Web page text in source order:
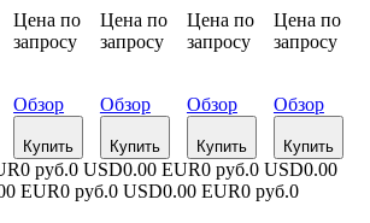
Цена по
запросу
Обзор
Купить
Цена по
запросу
Обзор
Купить
Цена по
запросу
Обзор
Купить
Цена по
запросу
Обзор
Купить
0 руб.0 USD0.00 EUR0 руб.0 USD0.00
EUR0 руб.0 USD0.00 EUR0 руб.0